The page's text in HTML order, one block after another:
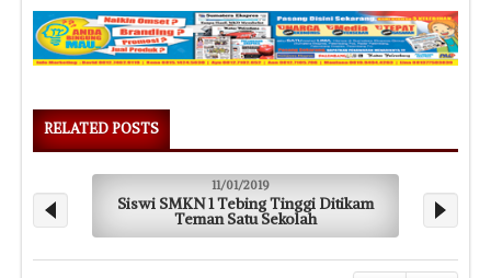
RELATED POSTS
11/01/2019
Siswi SMKN 1 Tebing Tinggi Ditikam
Teman Satu Sekolah